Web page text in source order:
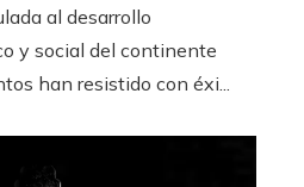
al desarrollo
y social del continente
han resistido con éxi...